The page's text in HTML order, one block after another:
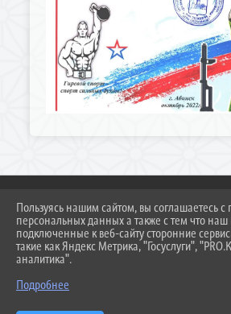
2026 Г. DUSSH.TEMR23.RU
ВХОД
КАРТА САЙТА
СДЕЛАНО НА KUBCMS
Пользуясь нашим сайтом, вы соглашаетесь с
персональных данных а также с тем что наш
подключенные к веб-сайту сторонние
такие как Яндекс Метрика, "Госуслуги",
аналитика".
Подробнее